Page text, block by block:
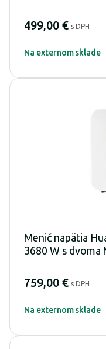
499,00 € s DPH
Na externom sklade
Menič napätia
3680 W s dvoma
759,00 € s DPH
Na externom sklade